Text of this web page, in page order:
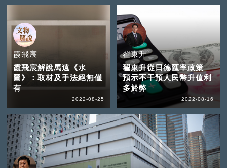
霞飛宸
霞飛宸解說馬遠《水
圖》：取材及手法絕無僅
有
2022-08-25
翟東升
翟東升從日德匯率政策
預示不干預人民幣升值利
多於弊
2022-08-16